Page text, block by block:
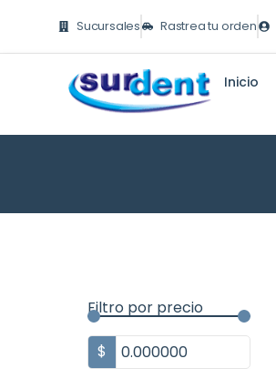
contenido
Sucursales Rastrea tu orden
Inicio
Filtro por precio
$